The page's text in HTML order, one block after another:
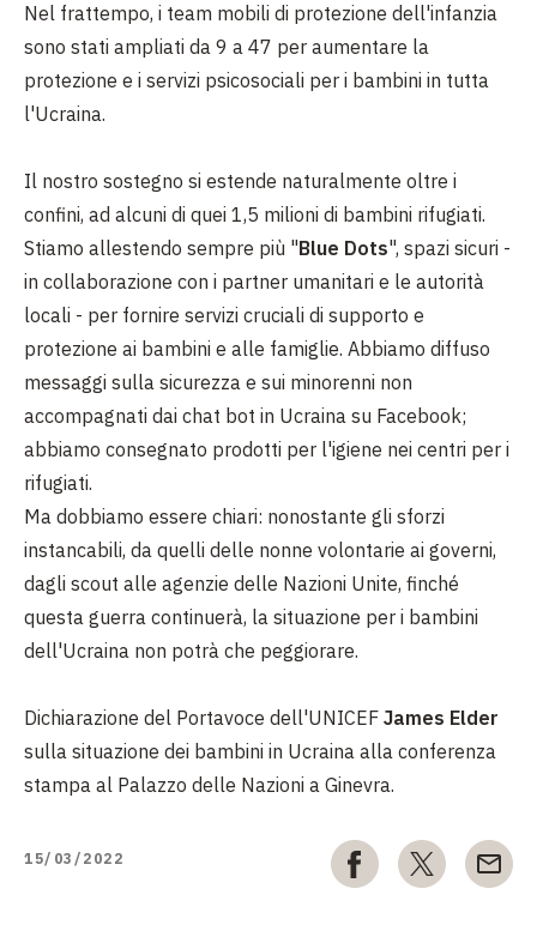
Nel frattempo, i team mobili di protezione dell'infanzia
sono stati ampliati da 9 a 47 per aumentare la
protezione e i servizi psicosociali per i bambini in tutta
l'Ucraina.
Il nostro sostegno si estende naturalmente oltre i
confini, ad alcuni di quei 1,5 milioni di bambini rifugiati.
Stiamo allestendo sempre più "Blue Dots", spazi sicuri -
in collaborazione con i partner umanitari e le autorità
locali - per fornire servizi cruciali di supporto e
protezione ai bambini e alle famiglie. Abbiamo diffuso
messaggi sulla sicurezza e sui minorenni non
accompagnati dai chat bot in Ucraina su Facebook;
abbiamo consegnato prodotti per l'igiene nei centri per i
rifugiati.
Ma dobbiamo essere chiari: nonostante gli sforzi
instancabili, da quelli delle nonne volontarie ai governi,
dagli scout alle agenzie delle Nazioni Unite, finché
questa guerra continuerà, la situazione per i bambini
dell'Ucraina non potrà che peggiorare.
Dichiarazione del Portavoce dell'UNICEF James Elder
sulla situazione dei bambini in Ucraina alla conferenza
stampa al Palazzo delle Nazioni a Ginevra.
15/03/2022